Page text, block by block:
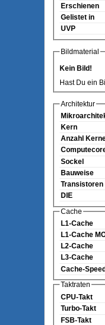
Erschienen
Gelistet in
UVP
Bildmaterial
Kein Bild!
Hast Du ein
Architektur
Kern
Anzahl
Sockel
Bauweise
Transistoren
DIE
Cache
L1-Cache
L1-Cache
L2-Cache
L3-Cache
Cache-
Taktraten
CPU-Takt
Turbo-Takt
FSB-Takt